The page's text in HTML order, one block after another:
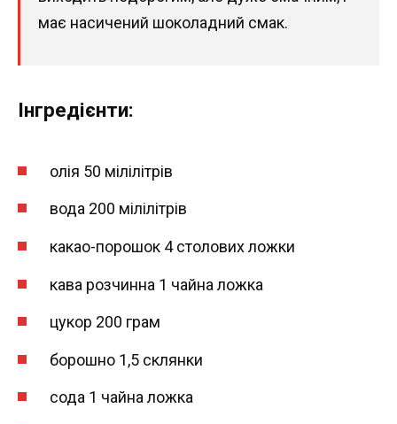
має насичений шоколадний смак.
Інгредієнти:
олія 50 мілілітрів
вода 200 мілілітрів
какао-порошок 4 столових ложки
кава розчинна 1 чайна ложка
цукор 200 грам
борошно 1,5 склянки
сода 1 чайна ложка